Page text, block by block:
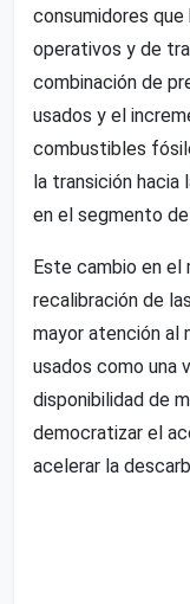
consumidores
operativos y de
combinación de
usados y el
combustibles
la transición
en el segmento
Este cambio en el
recalibración de
mayor atención al
usados como una
disponibilidad de
democratizar el
acelerar la